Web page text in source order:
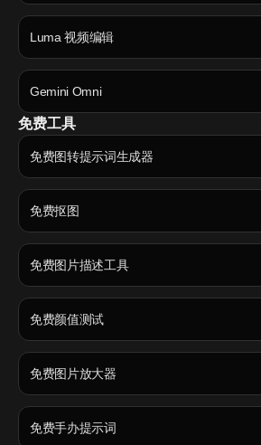
Luma 视频编辑
Gemini Omni
免费工具
免费图转提示词生成器
免费抠图
免费图片描述工具
免费颜值测试
免费图片放大器
免费手办提示词